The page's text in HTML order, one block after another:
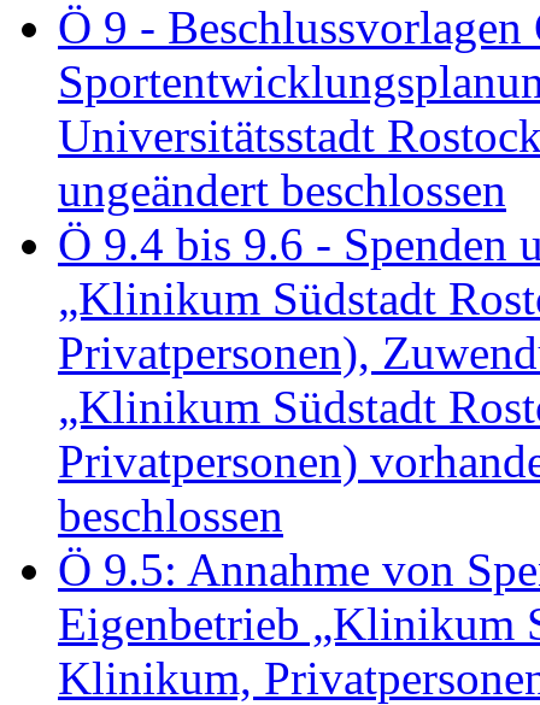
Ö 9 - Beschlussvorlagen
Universitätsstadt
ungeändert beschlossen
Ö 9.4 bis 9.6 -
„Klinikum Südstadt
Privatpersonen),
„Klinikum Südstadt
Privatpersonen)
beschlossen
Ö 9.5: Annahme von
Eigenbetrieb „Klinikum
Klinikum,